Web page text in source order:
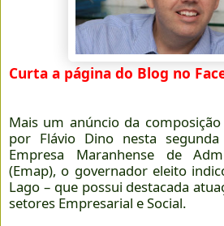
Curta a página do Blog no
Mais um anúncio da
por Flávio Dino nesta
Empresa Maranhense de
(Emap), o governador eleito
Lago – que possui destacada
setores Empresarial e Social.